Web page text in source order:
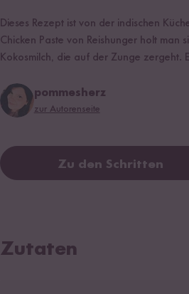
Dieses Rezept ist von der indischen
Chicken Paste von Reishunger holt man
Kokosmilch, die auf der Zunge zergeht.
pommesherz
zur Autorenseite
Zu den Schritten
Zutaten